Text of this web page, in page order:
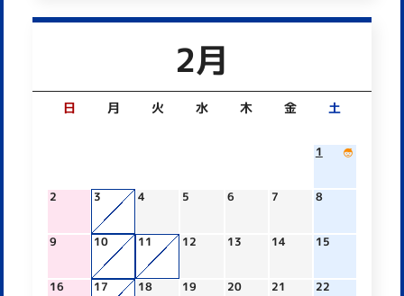
2月
日 月 火 水 木 金 土
1
2 3 4 5 6 7 8
9 10 11 12 13 14 15
16 17 18 19 20 21 22